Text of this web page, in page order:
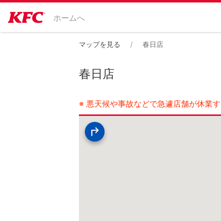
ホームへ
マップを見る 春日店
春日店
※ 悪天候や事故などで急遽店舗が休業